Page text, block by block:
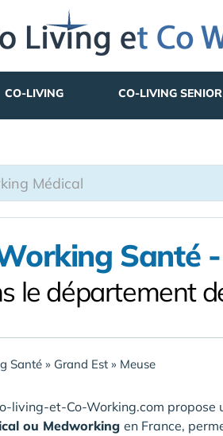
CO-LIVING CO-LIVING SENIOR
Santé
le département
Santé » Grand Est » Meuse
living-et-Co-Working.com propose
ou Medworking en France,